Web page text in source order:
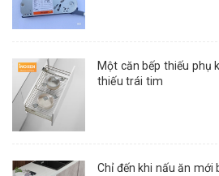
Một căn bếp thiếu phụ
thiếu trái tim
Chỉ đến khi nấu ăn mới